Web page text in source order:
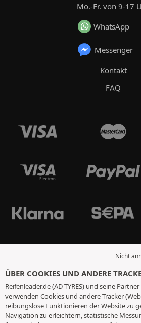
Mo.-Fr. von 9-17
WhatsApp
Messenger
Kontakt
FAQ
Nicht
ÜBER COOKIES UND ANDERE
Reifenleader.de (AD TYRES) und seine
verwenden Cookies und andere Tracker
reibungslose Funktionieren der Website zu
Navigation zu erleichtern, statistische